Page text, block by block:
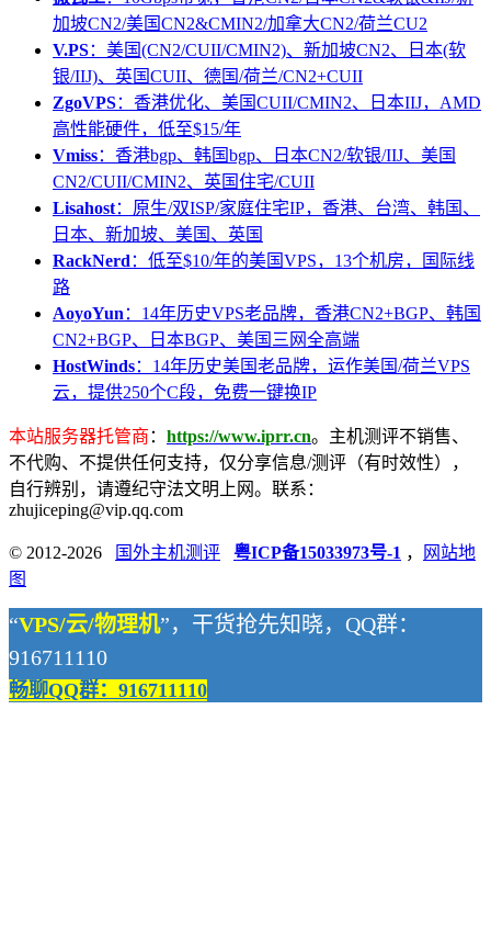
加坡CN2/美国CN2&CMIN2/加拿大CN2/荷兰CU2
V.PS：美国(CN2/CUII/CMIN2)、新加坡CN2、日本(软
银/IIJ)、英国CUII、德国/荷兰/CN2+CUII
ZgoVPS：香港优化、美国CUII/CMIN2、日本IIJ，AMD
高性能硬件，低至$15/年
Vmiss：香港bgp、韩国bgp、日本CN2/软银/IIJ、美国
CN2/CUII/CMIN2、英国住宅/CUII
Lisahost：原生/双ISP/家庭住宅IP，香港、台湾、韩国、
日本、新加坡、美国、英国
RackNerd ：低至$10/年的美国VPS，13个机房，国际线
路
AoyoYun ：14年历史VPS老品牌，香港CN2+BGP、韩国
CN2+BGP、日本BGP、美国三网全高端
HostWinds：14年历史美国老品牌，运作美国/荷兰VPS
云，提供250个C段，免费一键换IP
本站服务器托管商 ： https://www.iprr.cn。主机测评不销售、
不代购、不提供任何支持，仅分享信息/测评（有时效性），
自行辨别，请遵纪守法文明上网。联系：
zhujiceping@vip.qq.com
© 2012-2026 国外主机测评 粤ICP备15033973号-1 ，
网站地
图
“VPS/云/物理机”，干货抢先知晓，QQ群：
916711110
畅聊QQ群：916711110